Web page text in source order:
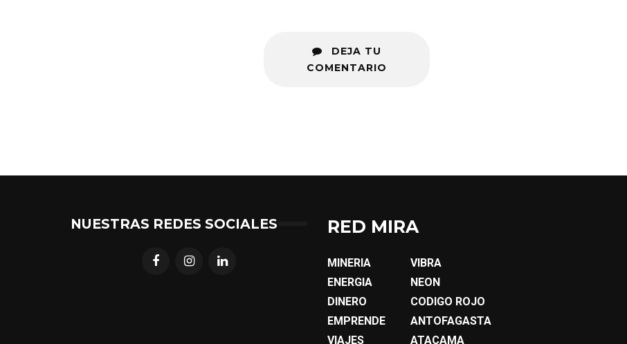
DEJA TU
COMENTARIO
NUESTRAS REDES SOCIALES RED MIRA
MINERIA
ENERGIA
DINERO
EMPRENDE
VIAJES
VIBRA
NEON
CODIGO ROJO
ANTOFAGASTA
ATACAMA